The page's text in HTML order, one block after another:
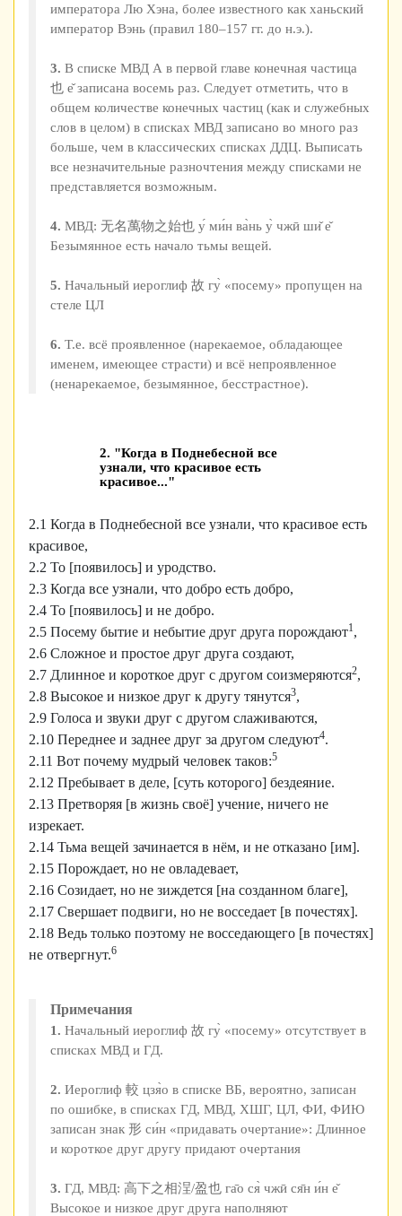
императора Лю Хэна, более известного как ханьский
император Вэнь (правил 180–157 гг. до н.э.).
3. В списке МВД А в первой главе конечная частица
也 е̌ записана восемь раз. Следует отметить, что в
общем количестве конечных частиц (как и служебных
слов в целом) в списках МВД записано во много раз
больше, чем в классических списках ДДЦ. Выписать
все незначительные разночтения между списками не
представляется возможным.
4. МВД: 无名萬物之始也 у́ ми́н ва̀нь у̀ чжӣ ши̌ е̌
Безымянное есть начало тьмы вещей.
5. Начальный иероглиф 故 гу̀ «посему» пропущен на
стеле ЦЛ
6. Т.е. всё проявленное (нарекаемое, обладающее
именем, имеющее страсти) и всё непроявленное
(ненарекаемое, безымянное, бесстрастное).
2. "Когда в Поднебесной все
узнали, что красивое есть
красивое..."
2.1 Когда в Поднебесной все узнали, что красивое есть
красивое,
2.2 То [появилось] и уродство.
2.3 Когда все узнали, что добро есть добро,
2.4 То [появилось] и не добро.
2.5 Посему бытие и небытие друг друга порождают1 ,
2.6 Сложное и простое друг друга создают,
2.7 Длинное и короткое друг с другом соизмеряются2,
2.8 Высокое и низкое друг к другу тянутся3,
2.9 Голоса и звуки друг с другом слаживаются,
2.10 Переднее и заднее друг за другом следуют4.
2.11 Вот почему мудрый человек таков:5
2.12 Пребывает в деле, [суть которого] бездеяние.
2.13 Претворяя [в жизнь своё] учение, ничего не
изрекает.
2.14 Тьма вещей зачинается в нём, и не отказано [им].
2.15 Порождает, но не овладевает,
2.16 Созидает, но не зиждется [на созданном благе],
2.17 Свершает подвиги, но не восседает [в почестях].
2.18 Ведь только поэтому не восседающего [в почестях]
не отвергнут.6
Примечания
1. Начальный иероглиф 故 гу̀ «посему» отсутствует в
списках МВД и ГД.
2. Иероглиф 較 цзя̀о в списке ВБ, вероятно, записан
по ошибке, в списках ГД, МВД, ХШГ, ЦЛ, ФИ, ФИЮ
записан знак 形 си́н «придавать очертание»: Длинное
и короткое друг другу придают очертания
3. ГД, МВД: 高下之相浧/盈也 га̄о ся̀ чжӣ ся̄н и́н е̌
Высокое и низкое друг друга наполняют